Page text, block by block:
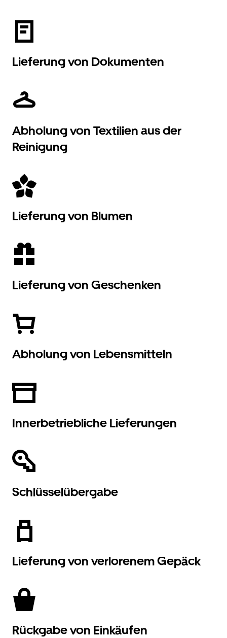
Lieferung von Dokumenten
Abholung von Textilien aus der
Reinigung
Lieferung von Blumen
Lieferung von Geschenken
Abholung von Lebensmitteln
Innerbetriebliche Lieferungen
Schlüsselübergabe
Lieferung von verlorenem Gepäck
Rückgabe von Einkäufen